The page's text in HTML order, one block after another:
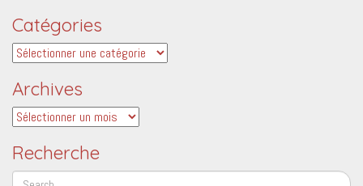
Catégories
Catégories
Archives
Archives
Recherche